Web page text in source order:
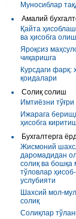
Муносиблар
Амалий
Қайта
ва ҳисобга олиш
Яроқсиз
чиқаришга
Курсдаги фарқ:
қоидалари
Солиқ солиш
Имтиёзни тўғри
Ижарага
ҳисобга
Бухгалтерга
Жисмоний
даромадидан
солиқ ва бошқа
тўловлар
услубияти
Шахсий мол-
солиқ
Солиқлар